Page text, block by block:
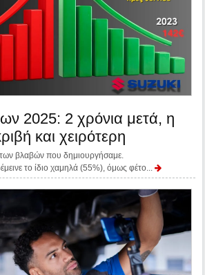
2025: 2 χρόνια μετά, η
και χειρότερη
βλαβών που δημιουργήσαμε.
το ίδιο χαμηλά (55%), όμως φέτο...